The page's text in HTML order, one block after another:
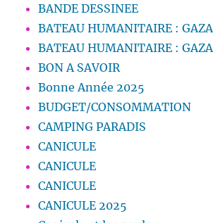
BANDE DESSINEE
BATEAU HUMANITAIRE : GAZA
BATEAU HUMANITAIRE : GAZA
BON A SAVOIR
Bonne Année 2025
BUDGET/CONSOMMATION
CAMPING PARADIS
CANICULE
CANICULE
CANICULE
CANICULE 2025